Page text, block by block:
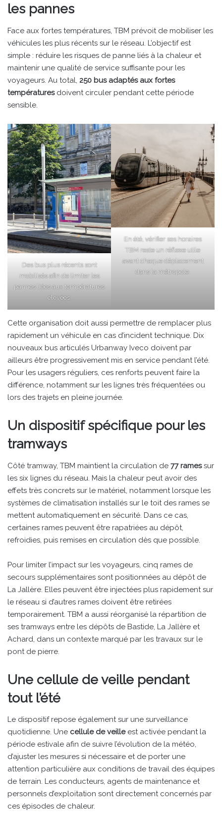
les pannes
Face aux fortes températures, TBM prévoit de mobiliser les
véhicules les plus récents sur le réseau. L’objectif est
simple : réduire les risques de panne liés à la chaleur et
maintenir une qualité de service suffisante pour les
voyageurs. Au total, 250 bus adaptés aux fortes
températuresdoivent circuler pendant cette période
sensible.
Des bus plus récents sont
mobilisés afin de limiter les
pannes liées aux températures
élevées.
En été, vérifier ses horaires
TBM reste un réflexe utile
avant chaque déplacement
dans la métropole.
Cette organisation doit aussi permettre de remplacer plus
rapidement un véhicule en cas d’incident technique. Dix
nouveaux bus articulés Urbanway Iveco doivent par
ailleurs être progressivement mis en service pendant l’été.
Pour les usagers réguliers, ces renforts peuvent faire la
différence, notamment sur les lignes très fréquentées ou
lors des trajets en pleine journée.
Un dispositif spécifique pour les
tramways
Côté tramway, TBM maintient la circulation de 77 ramessur
les six lignes du réseau. Mais la chaleur peut avoir des
effets très concrets sur le matériel, notamment lorsque les
systèmes de climatisation installés sur le toit des rames se
mettent automatiquement en sécurité. Dans ce cas,
certaines rames peuvent être rapatriées au dépôt,
refroidies, puis remises en circulation dès que possible.
Pour limiter l’impact sur les voyageurs, cinq rames de
secours supplémentaires sont positionnées au dépôt de
La Jallère. Elles peuvent être injectées plus rapidement sur
le réseau si d’autres rames doivent être retirées
temporairement. TBM a aussi réorganisé la répartition de
ses tramways entre les dépôts de Bastide, La Jallère et
Achard, dans un contexte marqué par les travaux sur le
pont de pierre.
Une cellule de veille pendant
tout l’été
Le dispositif repose également sur une surveillance
quotidienne. Une cellule de veilleest activée pendant la
période estivale afin de suivre l’évolution de la météo,
d’ajuster les mesures si nécessaire et de porter une
attention particulière aux conditions de travail des équipes
de terrain. Les conducteurs, agents de maintenance et
personnels d’exploitation sont directement concernés par
ces épisodes de chaleur.